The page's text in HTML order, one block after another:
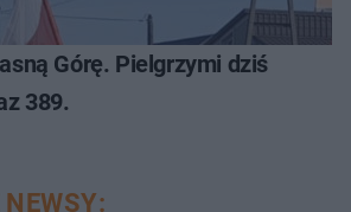
Górę. Pielgrzymi dziś
389.